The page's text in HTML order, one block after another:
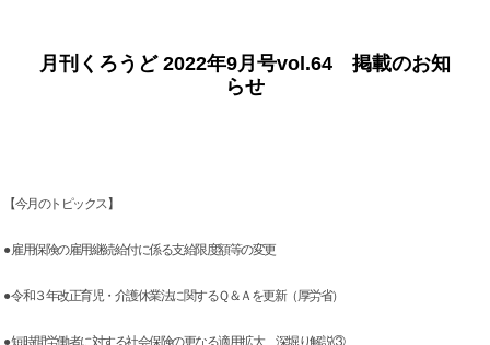
月刊くろうど 2022年9月号vol.64 掲載のお知
らせ
【今月のトピックス】
● 雇用保険の雇用継続給付に係る支給限度額等の変更
● 令和３年改正育児・介護休業法に関するＱ＆Ａを更新（厚労省）
● 短時間労働者に対する社会保険の更なる適用拡大 深堀り解説③